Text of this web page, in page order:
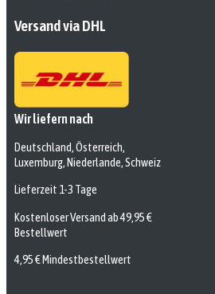
Versand via DHL
Wir liefern nach
Deutschland, Österreich,
Luxemburg, Niederlande, Schweiz
Lieferzeit 1-3 Tage
Kostenloser Versand ab 49,95 €
Bestellwert
4,95 € Mindestbestellwert